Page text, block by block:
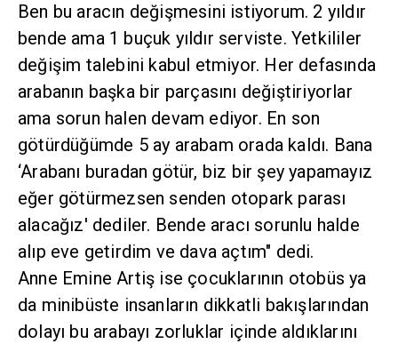
Ben bu aracın değişmesini istiyorum. 2 yıldır
bende ama 1 buçuk yıldır serviste. Yetkililer
değişim talebini kabul etmiyor. Her defasında
arabanın başka bir parçasını değiştiriyorlar
ama sorun halen devam ediyor. En son
götürdüğümde 5 ay arabam orada kaldı. Bana
‘Arabanı buradan götür, biz bir şey yapamayız
eğer götürmezsen senden otopark parası
alacağız' dediler. Bende aracı sorunlu halde
alıp eve getirdim ve dava açtım" dedi.
Anne Emine Artiş ise çocuklarının otobüs ya
da minibüste insanların dikkatli bakışlarından
dolayı bu arabayı zorluklar içinde aldıklarını